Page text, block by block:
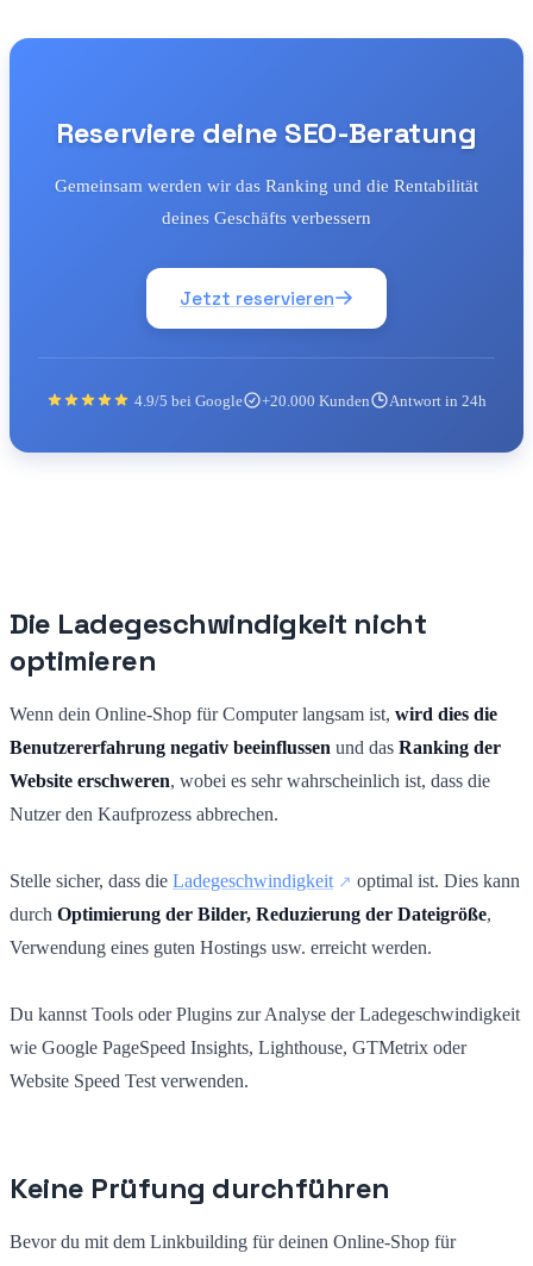
Reserviere deine SEO-Beratung
Gemeinsam werden wir das Ranking und die Rentabilität
deines Geschäfts verbessern
Jetzt reservieren
4.9/5 bei Google +20.000 Kunden Antwort in 24h
Die Ladegeschwindigkeit nicht
optimieren
Wenn dein Online-Shop für Computer langsam ist, wird dies die
Benutzererfahrung negativ beeinflussen und das Ranking der
Website erschweren, wobei es sehr wahrscheinlich ist, dass die
Nutzer den Kaufprozess abbrechen.
Stelle sicher, dass die Ladegeschwindigkeit
optimal ist. Dies kann
durch Optimierung der Bilder, Reduzierung der Dateigröße,
Verwendung eines guten Hostings usw. erreicht werden.
Du kannst Tools oder Plugins zur Analyse der Ladegeschwindigkeit
wie Google PageSpeed Insights, Lighthouse, GTMetrix oder
Website Speed Test verwenden.
Keine Prüfung durchführen
Bevor du mit dem Linkbuilding für deinen Online-Shop für